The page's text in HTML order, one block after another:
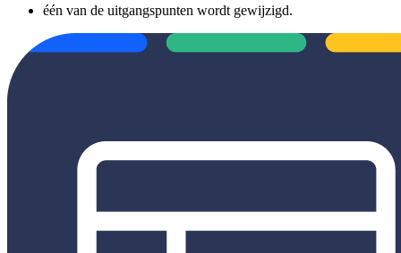
één van de uitgangspunten wordt gewijzigd.